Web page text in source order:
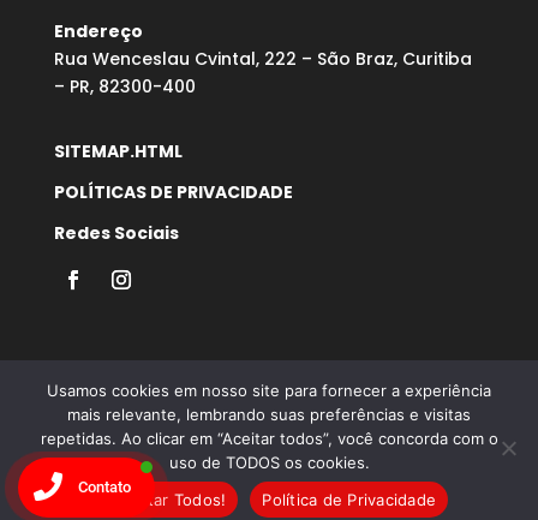
Endereço
Rua Wenceslau Cvintal, 222 – São Braz, Curitiba
– PR, 82300-400
SITEMAP.HTML
POLÍTICAS DE PRIVACIDADE
Redes Sociais
Desenvolvido por Agência Microsenior | Websites e
Posicionamento Google
Usamos cookies em nosso site para fornecer a experiência
mais relevante, lembrando suas preferências e visitas
repetidas. Ao clicar em “Aceitar todos”, você concorda com o
uso de TODOS os cookies.
Aceitar Todos!
Política de Privacidade
Contato